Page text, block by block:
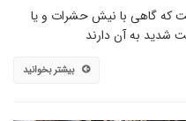
که گاهی با نیش حشرات و یا
شدید به آن دارند
بیشتر بخوانید